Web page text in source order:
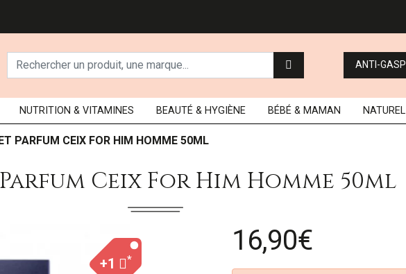
ANTI-GASPI
NUTRITION & VITAMINES BEAUTÉ & HYGIÈNE BÉBÉ & MAMAN NATUREL
PARFUM CEIX FOR HIM HOMME 50ML
Ceix For Him Homme 50ml
+1 *
16,90€